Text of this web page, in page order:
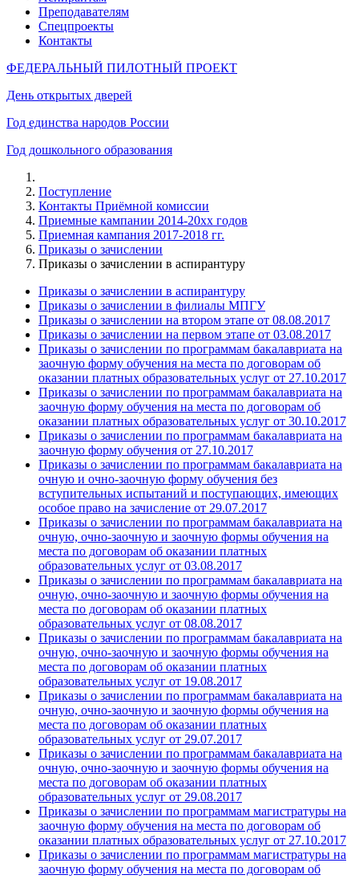
Преподавателям
Спецпроекты
Контакты
ФЕДЕРАЛЬНЫЙ ПИЛОТНЫЙ ПРОЕКТ
День открытых дверей
Год единства народов России
Год дошкольного образования
Поступление
Контакты Приёмной комиссии
Приемные кампании 2014-20xx годов
Приемная кампания 2017-2018 гг.
Приказы о зачислении
Приказы о зачислении в аспирантуру
Приказы о зачислении в аспирантуру
Приказы о зачислении в филиалы МПГУ
Приказы о зачислении на втором этапе от 08.08.2017
Приказы о зачислении на первом этапе от 03.08.2017
Приказы о зачислении по программам бакалавриата на
заочную форму обучения на места по договорам об
оказании платных образовательных услуг от 27.10.2017
Приказы о зачислении по программам бакалавриата на
заочную форму обучения на места по договорам об
оказании платных образовательных услуг от 30.10.2017
Приказы о зачислении по программам бакалавриата на
заочную форму обучения от 27.10.2017
Приказы о зачислении по программам бакалавриата на
очную и очно-заочную форму обучения без
вступительных испытаний и поступающих, имеющих
особое право на зачисление от 29.07.2017
Приказы о зачислении по программам бакалавриата на
очную, очно-заочную и заочную формы обучения на
места по договорам об оказании платных
образовательных услуг от 03.08.2017
Приказы о зачислении по программам бакалавриата на
очную, очно-заочную и заочную формы обучения на
места по договорам об оказании платных
образовательных услуг от 08.08.2017
Приказы о зачислении по программам бакалавриата на
очную, очно-заочную и заочную формы обучения на
места по договорам об оказании платных
образовательных услуг от 19.08.2017
Приказы о зачислении по программам бакалавриата на
очную, очно-заочную и заочную формы обучения на
места по договорам об оказании платных
образовательных услуг от 29.07.2017
Приказы о зачислении по программам бакалавриата на
очную, очно-заочную и заочную формы обучения на
места по договорам об оказании платных
образовательных услуг от 29.08.2017
Приказы о зачислении по программам магистратуры на
заочную форму обучения на места по договорам об
оказании платных образовательных услуг от 27.10.2017
Приказы о зачислении по программам магистратуры на
заочную форму обучения на места по договорам об